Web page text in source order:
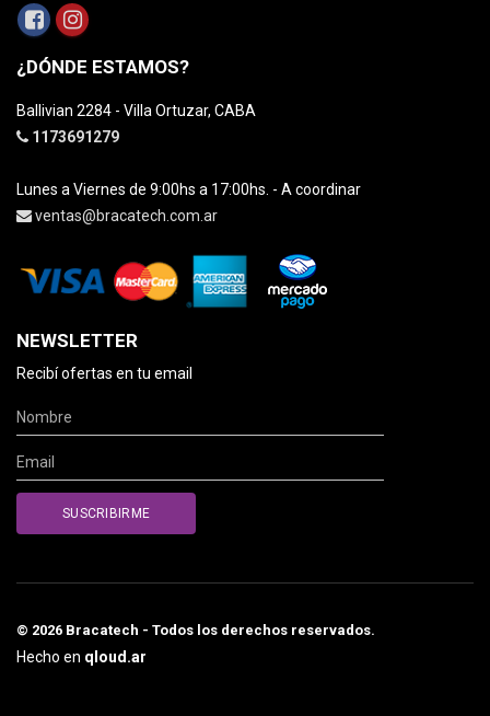
¿DÓNDE ESTAMOS?
Ballivian 2284 - Villa Ortuzar, CABA
1173691279
Lunes a Viernes de 9:00hs a 17:00hs. - A coordinar
ventas@bracatech.com.ar
NEWSLETTER
Recibí ofertas en tu email
© 2026 Bracatech - Todos los derechos reservados.
Hecho en qloud.ar